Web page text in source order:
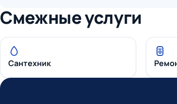
Смежные услуги
Сантехник